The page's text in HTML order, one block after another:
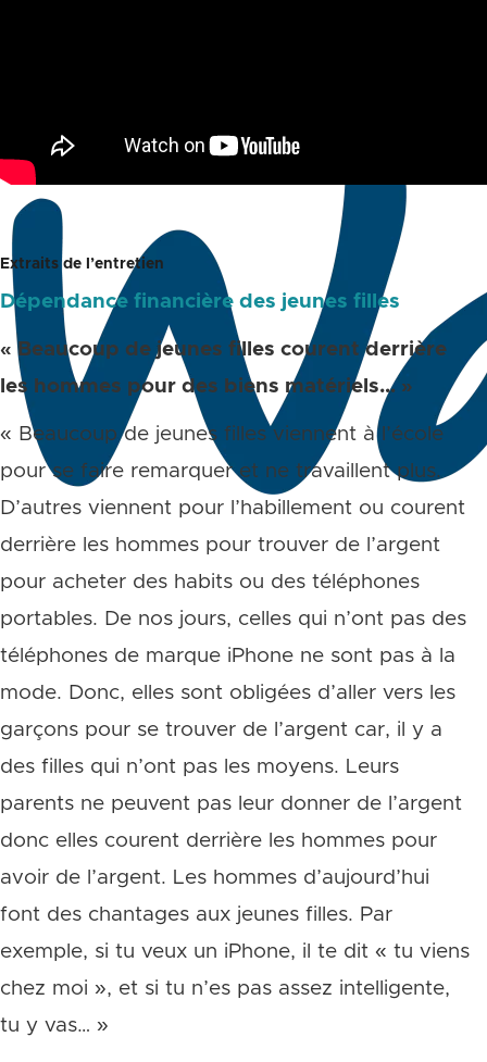
Extraits de l’entretien
Dépendance financière des jeunes filles
« Beaucoup de jeunes filles courent derrière
les hommes pour des biens matériels… »
« Beaucoup de jeunes filles viennent à l’école
pour se faire remarquer et ne travaillent plus.
D’autres viennent pour l’habillement ou courent
derrière les hommes pour trouver de l’argent
pour acheter des habits ou des téléphones
portables. De nos jours, celles qui n’ont pas des
téléphones de marque iPhone ne sont pas à la
mode. Donc, elles sont obligées d’aller vers les
garçons pour se trouver de l’argent car, il y a
des filles qui n’ont pas les moyens. Leurs
parents ne peuvent pas leur donner de l’argent
donc elles courent derrière les hommes pour
avoir de l’argent. Les hommes d’aujourd’hui
font des chantages aux jeunes filles. Par
exemple, si tu veux un iPhone, il te dit « tu viens
chez moi », et si tu n’es pas assez intelligente,
tu y vas… »